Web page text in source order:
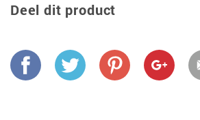
Deel dit product